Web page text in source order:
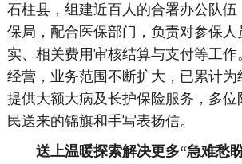
石柱县，组建近百人的合署办公队伍
保局，配合医保部门，负责对参保人
实、相关费用审核结算与支付等工作
经营，业务范围不断扩大，已累计为
提供大额大病及长护保险服务，多
民送来的锦旗和手写表扬信。
送上温暖探索解决更多“急难愁